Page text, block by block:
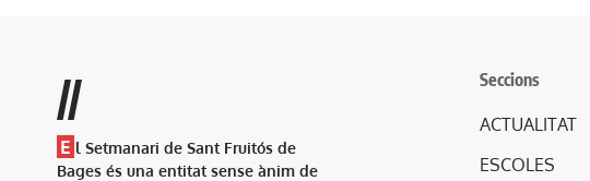
//
E l Setmanari de Sant Fruitós de
Bages és una entitat sense ànim de
Seccions
ACTUALITAT
ESCOLES